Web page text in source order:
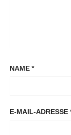
NAME *
E-MAIL-ADRESSE